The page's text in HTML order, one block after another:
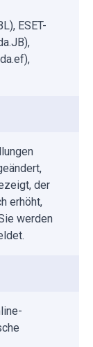
ESET-
der
erhöht,
werden